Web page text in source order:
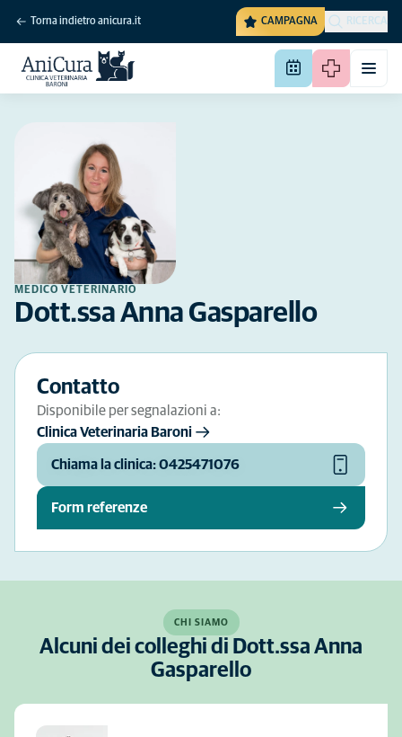
Torna indietro anicura.it CAMPAGNA RICERCA
MEDICO VETERINARIO
Dott.ssa Anna Gasparello
Contatto
Disponibile per segnalazioni a:
Clinica Veterinaria Baroni
Chiama la clinica: 0425471076
Form referenze
CHI SIAMO
Alcuni dei colleghi di Dott.ssa Anna
Gasparello